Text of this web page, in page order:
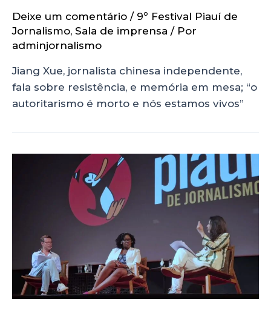
Deixe um comentário / 9º Festival Piauí de
Jornalismo, Sala de imprensa / Por
adminjornalismo
Jiang Xue, jornalista chinesa independente,
fala sobre resistência, e memória em mesa; “o
autoritarismo é morto e nós estamos vivos”